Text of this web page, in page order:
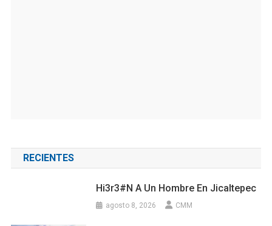
RECIENTES
Hi3r3#n A Un Hombre En Jicaltepec
agosto 8, 2026 CMM